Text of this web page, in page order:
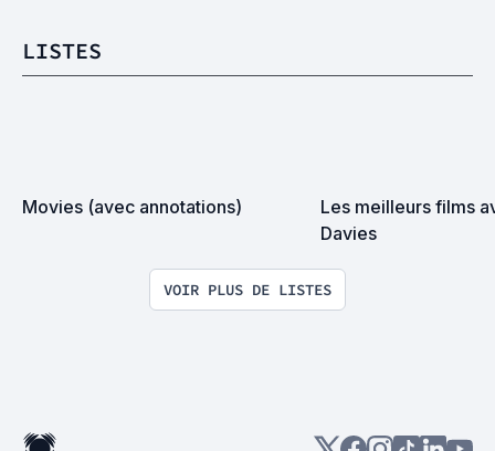
LISTES
Movies (avec annotations)
Les meilleurs films
Davies
VOIR PLUS DE LISTES